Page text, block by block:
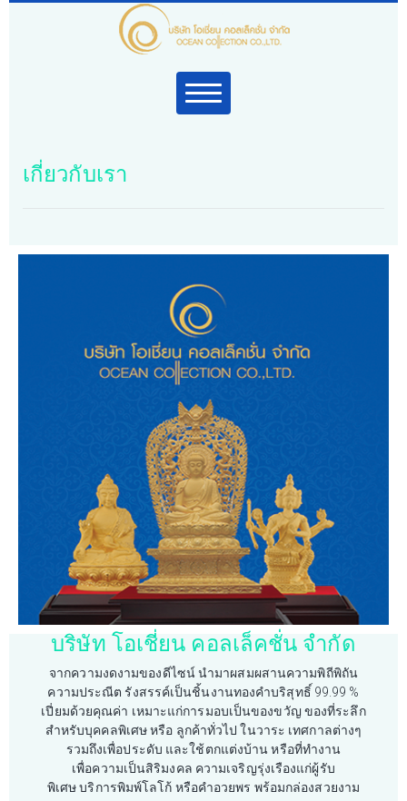
เกี่ยวกับเรา
บริษัท โอเชี่ยน คอลเล็คชั่น จำกัด
จากความงดงามของดีไซน์ นำมาผสมผสานความพิถีพิถัน
ความประณีต รังสรรค์เป็นชิ้นงานทองคำบริสุทธิ์ 99.99 %
เปี่ยมด้วยคุณค่า เหมาะแก่การมอบเป็นของขวัญ ของที่ระลึก
สำหรับบุคคลพิเศษ หรือ ลูกค้าทั่วไป ในวาระ เทศกาลต่างๆ
รวมถึงเพื่อประดับ และใช้ตกแต่งบ้าน หรือที่ทำงาน
เพื่อความเป็นสิริมงคล ความเจริญรุ่งเรืองแก่ผู้รับ
พิเศษ บริการพิมพ์โลโก้ หรือคำอวยพร พร้อมกล่องสวยงาม